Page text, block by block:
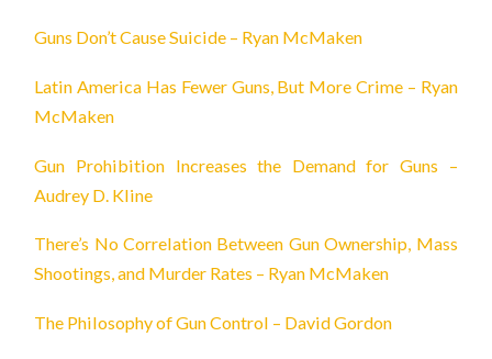
Guns Don’t Cause Suicide – Ryan McMaken
Latin America Has Fewer Guns, But More Crime – Ryan
McMaken
Gun Prohibition Increases the Demand for Guns –
Audrey D. Kline
There’s No Correlation Between Gun Ownership, Mass
Shootings, and Murder Rates – Ryan McMaken
The Philosophy of Gun Control – David Gordon